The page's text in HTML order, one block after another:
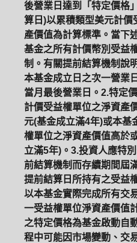
後營業日達到「特定價格
算日)以累積類型美元計價
產價值為計算標準。當下
基金之所有計價幣別受益
制。有關提前結算機制說
本基金成立日之次一營業
當月最後營業日。2.特定
計價受益權單位之淨資產
元(基金成立滿4年)或本基
權單位之淨資產價值高於
立滿5年)。3.投資人應特
前結算機制而存續期間屆
提前結算日所持有之受益
以本基金實際完成所有交
一受益權單位淨資產價值
之特定價格為基金啟動自
程中可能因市場變動、交